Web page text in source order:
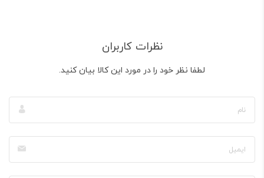
نظرات کاربران
لطفا نظر خود را در مورد این کالا بیان کنید.